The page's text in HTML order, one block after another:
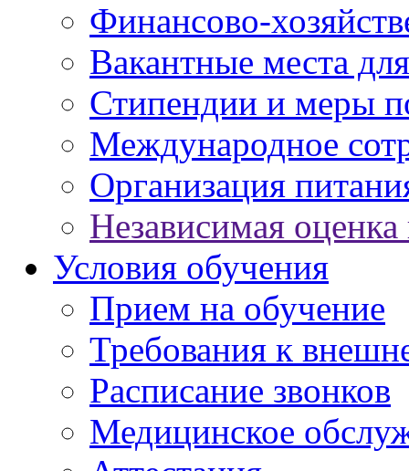
Финансово-
Вакантные места
Стипендии и меры
Международное
Организация
Независимая оценка
Условия обучения
Прием на обучение
Требования к
Расписание звонков
Медицинское